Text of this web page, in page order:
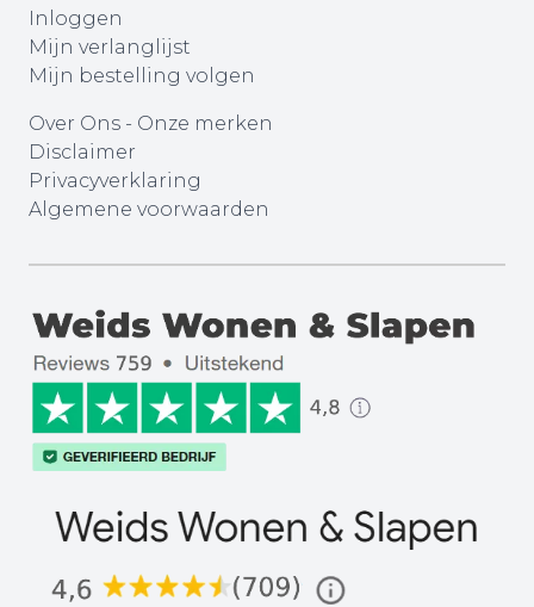
Inloggen
Mijn verlanglijst
Mijn bestelling volgen
Over Ons - Onze merken
Disclaimer
Privacyverklaring
Algemene voorwaarden